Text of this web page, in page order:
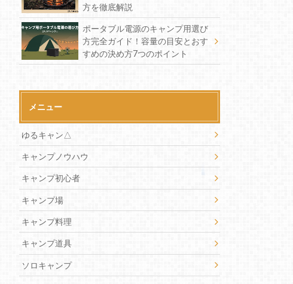
方を徹底解説
ポータブル電源のキャンプ用選び
方完全ガイド！容量の目安とおす
すめの決め方7つのポイント
メニュー
ゆるキャン△
キャンプノウハウ
キャンプ初心者
キャンプ場
キャンプ料理
キャンプ道具
ソロキャンプ